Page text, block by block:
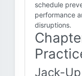
schedule
performance
disruptions.
Jack-